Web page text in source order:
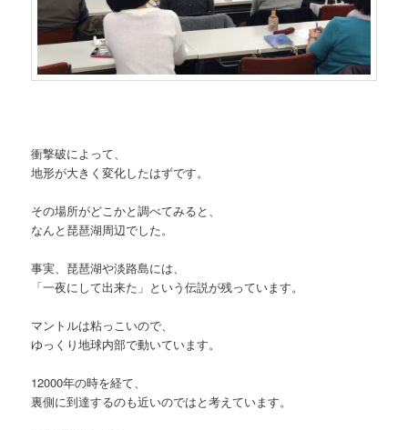
衝撃破によって、
地形が大きく変化したはずです。
その場所がどこかと調べてみると、
なんと琵琶湖周辺でした。
事実、琵琶湖や淡路島には、
「一夜にして出来た」という伝説が残っています。
マントルは粘っこいので、
ゆっくり地球内部で動いています。
12000年の時を経て、
裏側に到達するのも近いのではと考えています。